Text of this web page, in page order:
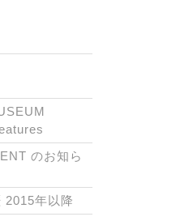
のお知ら
2015年以降